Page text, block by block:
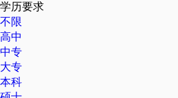
学历要求
不限
高中
中专
大专
本科